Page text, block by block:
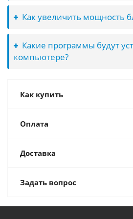
Как увеличить мощность
Какие программы будут
компьютере?
Как купить
Оплата
Доставка
Задать вопрос